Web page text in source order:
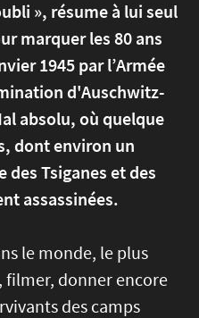
», résume à lui seul
marquer les 80 ans
1945 par l’Armée
d'Auschwitz-
absolu, où quelque
dont environ un
Tsiganes et des
assassinées.
le monde, le plus
donner encore
des camps